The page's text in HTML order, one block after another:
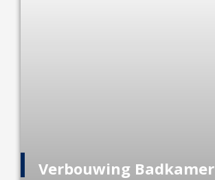
Verbouwing Badkamer